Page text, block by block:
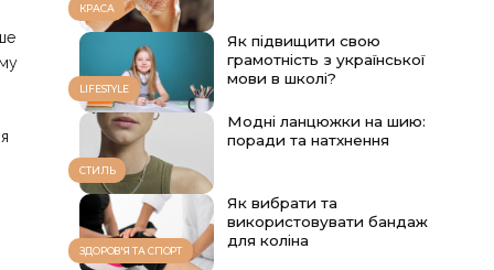
КРАСА
LIFESTYLE
Як підвищити свою
грамотність з української
мови в школі?
СТИЛЬ
Модні ланцюжки на шию:
поради та натхнення
ЗДОРОВ'Я ТА СПОРТ
Як вибрати та
використовувати бандаж
для коліна